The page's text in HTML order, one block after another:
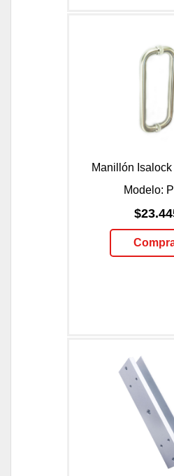
Manillón Isalock
Modelo: